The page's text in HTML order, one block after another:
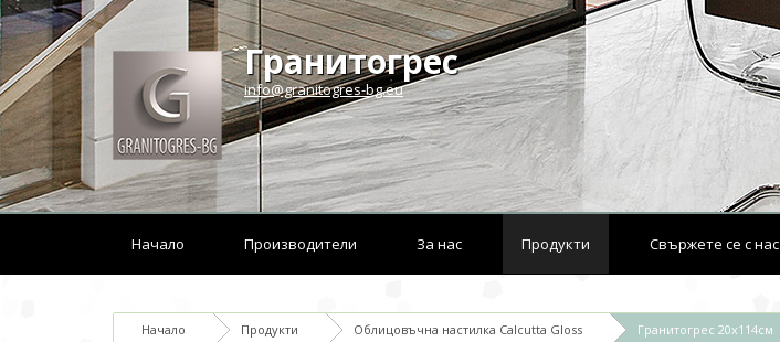
Гранитогрес
info@granitogres-bg.eu
Начало Производители За нас Продукти Свържете се с нас
Начало Продукти Облицовъчна настилка Calcutta Gloss Гранитогрес 20x114см